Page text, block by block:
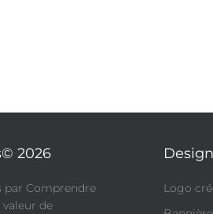
2026
par Comprendre
de
Design
Logo